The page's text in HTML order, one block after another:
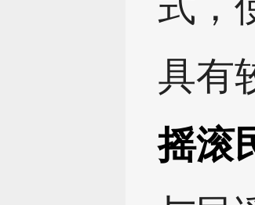
具有
摇滚